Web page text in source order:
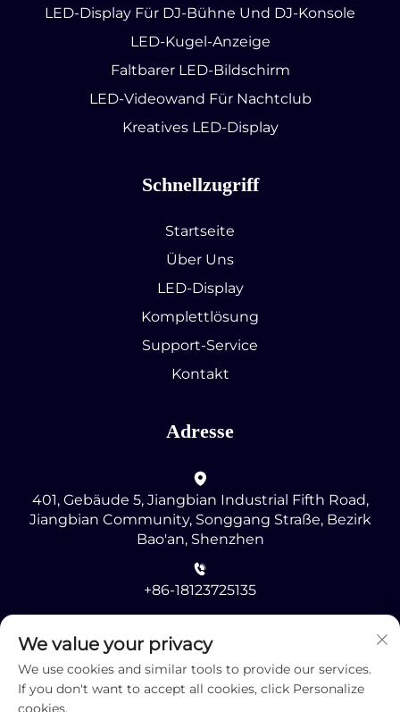
LED-Display Für DJ-Bühne Und DJ-Konsole
LED-Kugel-Anzeige
Faltbarer LED-Bildschirm
LED-Videowand Für Nachtclub
Kreatives LED-Display
Schnellzugriff
Startseite
Über Uns
LED-Display
Komplettlösung
Support-Service
Kontakt
Adresse
401, Gebäude 5, Jiangbian Industrial Fifth Road,
Jiangbian Community, Songgang Straße, Bezirk
Bao'an, Shenzhen
+86-18123725135
[email protected]
We value your privacy
We use cookies and similar tools to provide our services.
If you don't want to accept all cookies, click Personalize
cookies.